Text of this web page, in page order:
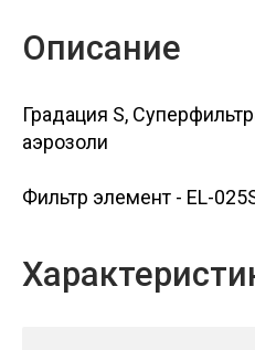
Описание
Градация S,
аэрозоли
Фильтр элемент - EL-